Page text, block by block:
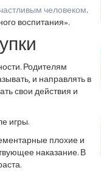
человеком.
воспитания».
Родителям
и направлять в
свои действия и
игры.
плохие и
наказание. В